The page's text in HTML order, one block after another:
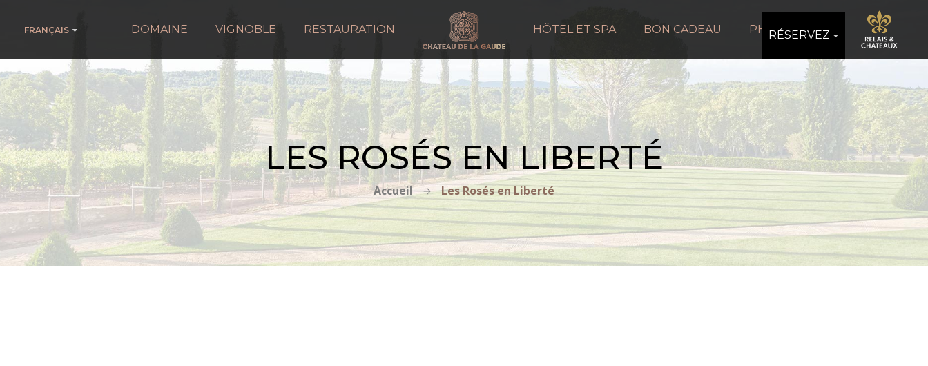
FRANÇAIS DOMAINE VIGNOBLE RESTAURATION HÔTEL ET SPA BON CADEAU PHOTOS
RÉSERVEZ
LES ROSÉS EN LIBERTÉ
Accueil Les Rosés en Liberté